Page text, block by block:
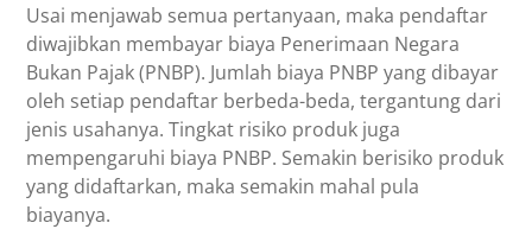
Usai menjawab semua pertanyaan, maka pendaftar
diwajibkan membayar biaya Penerimaan Negara
Bukan Pajak (PNBP). Jumlah biaya PNBP yang dibayar
oleh setiap pendaftar berbeda-beda, tergantung dari
jenis usahanya. Tingkat risiko produk juga
mempengaruhi biaya PNBP. Semakin berisiko produk
yang didaftarkan, maka semakin mahal pula
biayanya.